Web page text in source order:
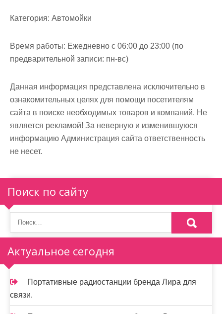
Категория: Автомойки
Время работы: Ежедневно с 06:00 до 23:00 (по
предварительной записи: пн-вс)
Данная информация представлена исключительно в
ознакомительных целях для помощи посетителям
сайта в поиске необходимых товаров и компаний. Не
является рекламой! За неверную и изменившуюся
информацию Администрация сайта ответственность
не несет.
Поиск по сайту
Актуальное сегодня
Портативные радиостанции бренда Лира для
связи.